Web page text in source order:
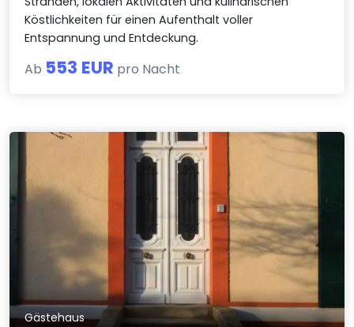
Köstlichkeiten für einen Aufenthalt voller
Entspannung und Entdeckung.
Ab 553 EUR pro Nacht
Gästehaus